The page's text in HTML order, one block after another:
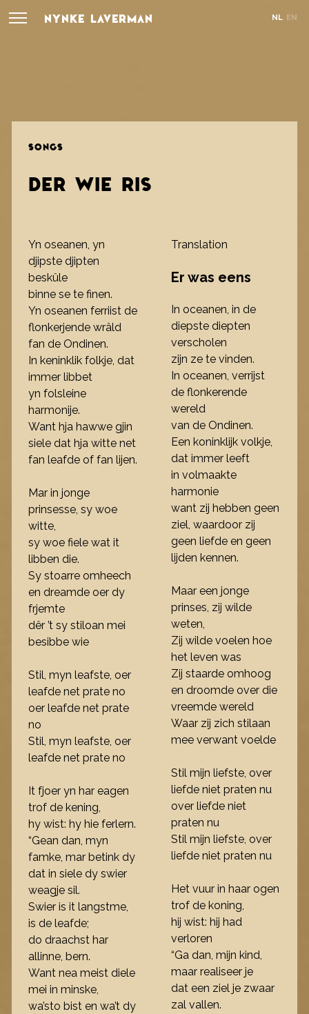
NYNKE LAVERMAN NL EN
SONGS
DER WIE RIS
Yn oseanen, yn
djipste djipten
beskûle
binne se te finen.
Yn oseanen ferriist de
flonkerjende wrâld
fan de Ondinen.
In keninklik folkje, dat
immer libbet
yn folsleine
harmonije.
Want hja hawwe gjin
siele dat hja witte net
fan leafde of fan lijen.
Mar in jonge
prinsesse, sy woe
witte,
sy woe fiele wat it
libben die.
Sy stoarre omheech
en dreamde oer dy
frjemte
dêr ’t sy stiloan mei
besibbe wie
Stil, myn leafste, oer
leafde net prate no
oer leafde net prate
no
Stil, myn leafste, oer
leafde net prate no
It fjoer yn har eagen
trof de kening,
hy wist: hy hie ferlern.
“Gean dan, myn
famke, mar betink dy
dat in siele dy swier
weagje sil.
Swier is it langstme,
is de leafde;
do draachst har
allinne, bern.
Want nea meist diele
mei in minske,
wa’sto bist en wa’t dy
Translation
Er was eens
In oceanen, in de
diepste diepten
verscholen
zijn ze te vinden.
In oceanen, verrijst
de flonkerende
wereld
van de Ondinen.
Een koninklijk volkje,
dat immer leeft
in volmaakte
harmonie
want zij hebben geen
ziel, waardoor zij
geen liefde en geen
lijden kennen.
Maar een jonge
prinses, zij wilde
weten,
Zij wilde voelen hoe
het leven was
Zij staarde omhoog
en droomde over die
vreemde wereld
Waar zij zich stilaan
mee verwant voelde
Stil mijn liefste, over
liefde niet praten nu
over liefde niet
praten nu
Stil mijn liefste, over
liefde niet praten nu
Het vuur in haar ogen
trof de koning,
hij wist: hij had
verloren
“Ga dan, mijn kind,
maar realiseer je
dat een ziel je zwaar
zal vallen.